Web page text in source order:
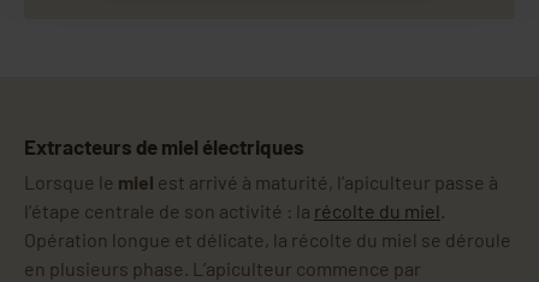
Extracteurs de miel électriques
Lorsque le miel est arrivé à maturité, l’apiculteur passe à
l’étape centrale de son activité : la récolte du miel .
Opération longue et délicate, la récolte du miel se déroule
en plusieurs phase. L’apiculteur commence par